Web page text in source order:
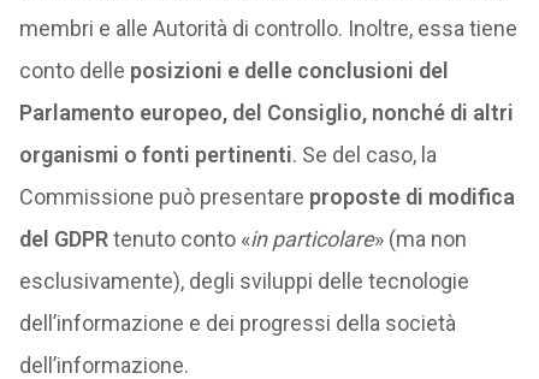
membri e alle Autorità di controllo. Inoltre, essa tiene
conto delle posizioni e delle conclusioni del
Parlamento europeo, del Consiglio, nonché di altri
organismi o fonti pertinenti. Se del caso, la
Commissione può presentare proposte di modifica
del GDPRtenuto conto «in particolare» (ma non
esclusivamente), degli sviluppi delle tecnologie
dell’informazione e dei progressi della società
dell’informazione.